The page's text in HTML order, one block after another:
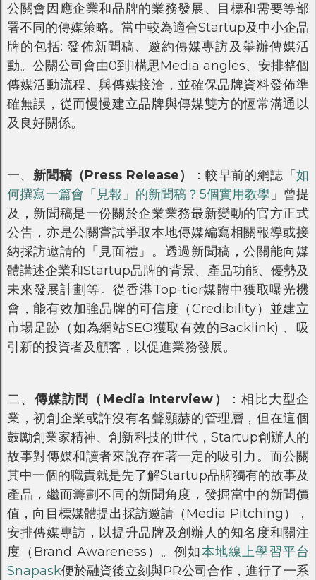
公關會因應企業和品牌的業務發展、目標和需要等部
署不同的傳媒策略。當中較為適合Startup及中小企品
牌的包括: 發佈新聞稿、邀約傳媒專訪及舉辦傳媒活
動。公關公司會由0到1構思Media angles、安排整個
傳媒活動流程、與傳媒接洽，並確保品牌資料發佈準
確無誤，從而慢慢建立品牌與傳媒雙方的恆常溝通以
及良好關係。
一、 新聞稿（Press Release） ：較早前的網誌「如
何撰寫一篇會「見報」的新聞稿？5個實用教學 」曾提
及，新聞稿是一份關於企業業務最新變動的官方正式
公告，亦是公關嘗試爭取本地傳媒編寫相關報導或接
納採訪邀請的「見面禮」。透過新聞稿，公關能向媒
體講述企業和Startup品牌的背景、產品功能、優勢及
未來發展計劃等。從香港Top-tier媒體中獲取曝光機
會，能有效加強品牌的可信度（Credibility）並建立
市場足跡（如為網站SEO獲取有效的Backlink) 、吸
引新的投資者及顧客，以促進業務發展。
二、 傳媒訪問（Media Interview）
：相比大型企
業，初創企業或許沒有名聲顯赫的管理層，但在這個
鼓勵創業家精神、創新科技的世代，Startup創辦人的
故事對傳媒和讀者來說存在著一定的吸引力。而公關
其中一個的職責就是先了解Startup品牌獨有的故事及
產品，繼而籌劃不同的新聞角度，發掘當中的新聞價
值，向目標媒體提出採訪邀請（Media Pitching），
安排傳媒專訪，以提升品牌及創辦人的知名度和關注
度（Brand Awareness）。例如本地線上學習平台
Snapask便於融資後立刻與PR公司合作，進行了一系